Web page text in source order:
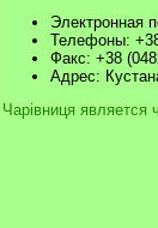
Электронная
Телефоны: +38
Факс: +38
Адрес:
Чарівниця